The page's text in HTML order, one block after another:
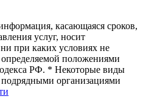
касающаяся сроков,
услуг, носит
при каких условиях не
положениями
РФ. * Некоторые виды
организациями